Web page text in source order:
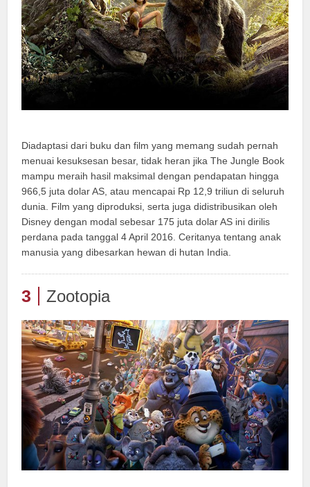
Diadaptasi dari buku dan film yang memang sudah pernah
menuai kesuksesan besar, tidak heran jika The Jungle Book
mampu meraih hasil maksimal dengan pendapatan hingga
966,5 juta dolar AS, atau mencapai Rp 12,9 triliun di seluruh
dunia. Film yang diproduksi, serta juga didistribusikan oleh
Disney dengan modal sebesar 175 juta dolar AS ini dirilis
perdana pada tanggal 4 April 2016. Ceritanya tentang anak
manusia yang dibesarkan hewan di hutan India.
3 Zootopia